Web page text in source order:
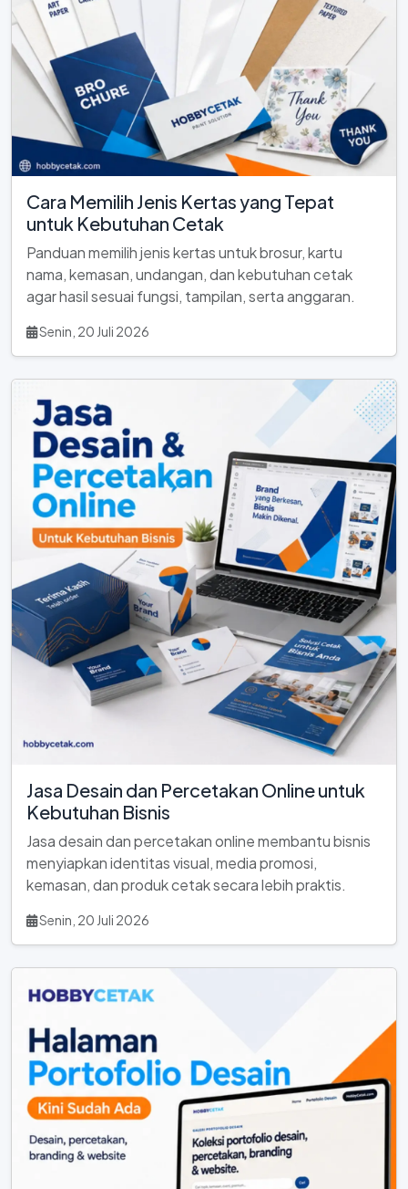
Cara Memilih Jenis Kertas yang Tepat
untuk Kebutuhan Cetak
Panduan memilih jenis kertas untuk brosur, kartu
nama, kemasan, undangan, dan kebutuhan cetak
agar hasil sesuai fungsi, tampilan, serta anggaran.
Senin, 20 Juli 2026
Jasa Desain dan Percetakan Online untuk
Kebutuhan Bisnis
Jasa desain dan percetakan online membantu bisnis
menyiapkan identitas visual, media promosi,
kemasan, dan produk cetak secara lebih praktis.
Senin, 20 Juli 2026